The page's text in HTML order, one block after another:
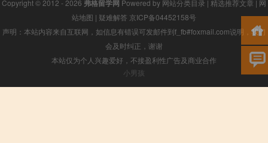
Copyright © 2012 - 2026 弗格留学网 Powered by 网站分类目录 | 精选推荐文章 | 网
站地图 | 疑难解答 京ICP备04452158号
声明：本站内容来自互联网，如信息有错误可发邮件到f_fb#foxmail.com说明，我们
会及时纠正，谢谢
本站仅为个人兴趣爱好，不接盈利性广告及商业合作
小男孩